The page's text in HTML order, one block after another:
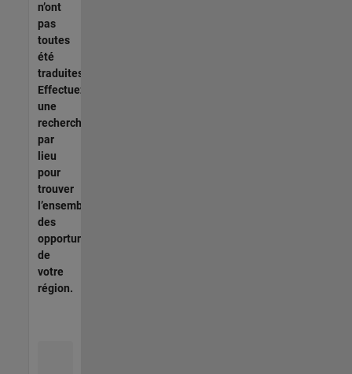
n’ont
pas
toutes
été
traduites.
Effectuez
une
recherche
par
lieu
pour
trouver
l’ensemble
des
opportunités
de
votre
région.